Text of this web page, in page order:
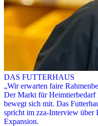
DAS FUTTERHAUS
„Wir erwarten faire
Der Markt für Heimtierbedarf
bewegt sich mit. Das
spricht im zza-Interview über
Expansion.